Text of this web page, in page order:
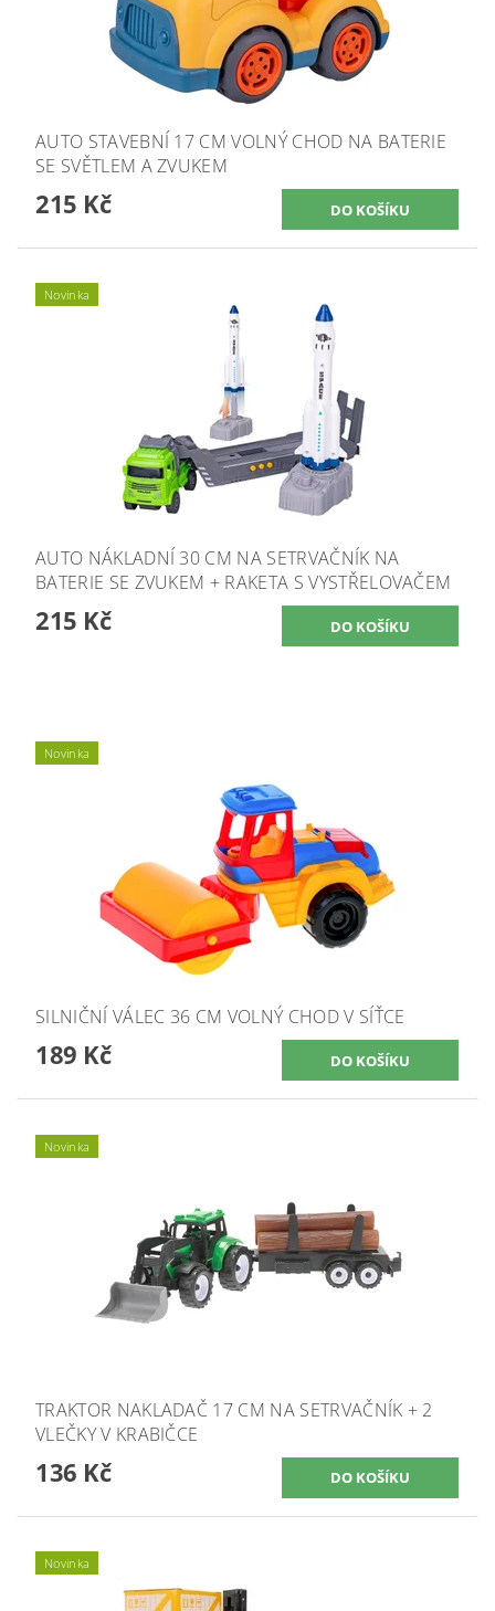
AUTO STAVEBNÍ 17 CM VOLNÝ CHOD NA BATERIE
SE SVĚTLEM A ZVUKEM
215 Kč
Novinka
AUTO NÁKLADNÍ 30 CM NA SETRVAČNÍK NA
BATERIE SE ZVUKEM + RAKETA S VYSTŘELOVAČEM
215 Kč
Novinka
SILNIČNÍ VÁLEC 36 CM VOLNÝ CHOD V SÍŤCE
189 Kč
Novinka
TRAKTOR NAKLADAČ 17 CM NA SETRVAČNÍK + 2
VLEČKY V KRABIČCE
136 Kč
Novinka